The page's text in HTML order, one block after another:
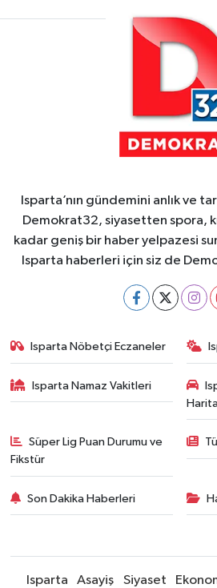
Isparta’nın gündemini anlık ve
Demokrat32, siyasetten spora,
kadar geniş bir haber yelpazesi
Isparta haberleri için siz de
Isparta Nöbetçi Eczaneler
Isparta Namaz Vakitleri
Süper Lig Puan Durumu ve
Fikstür
Son Dakika Haberleri
Isparta Asayiş Siyaset